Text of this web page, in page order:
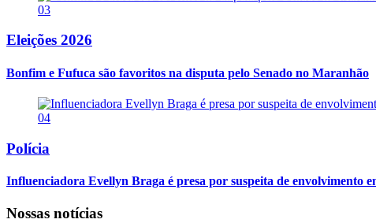
03
Eleições 2026
Bonfim e Fufuca são favoritos na disputa pelo Senado no Maranhão
04
Polícia
Influenciadora Evellyn Braga é presa por suspeita de envolvimento
Nossas notícias